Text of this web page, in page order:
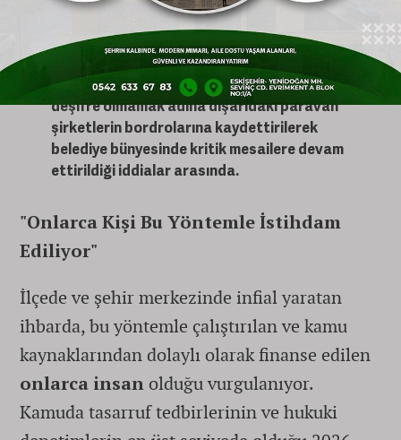
Bürokratların "Sağ Kolları" Görevde mi?:Yine
gözaltında bulunan üst düzey bürokratların
en yakınındaki isimlerin, resmi kadrolarda
deşifre olmamak adına dışarıdaki paravan
şirketlerin bordrolarına kaydettirilerek
belediye bünyesinde kritik mesailere devam
ettirildiği iddialar arasında.
"Onlarca Kişi Bu Yöntemle İstihdam
Ediliyor"
İlçede ve şehir merkezinde infial yaratan
ihbarda, bu yöntemle çalıştırılan ve kamu
kaynaklarından dolaylı olarak finanse edilen
onlarca insan olduğu vurgulanıyor.
Kamuda tasarruf tedbirlerinin ve hukuki